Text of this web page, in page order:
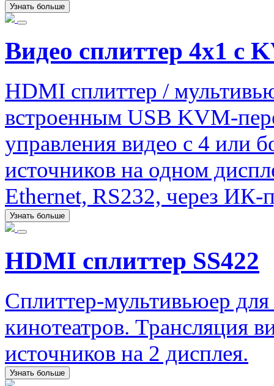
Узнать больше
Видео сплиттер 4х1 с
HDMI сплиттер /
встроенным USB KVM-
управления видео с 4 или
источников на одном
Ethernet, RS232, через ИК-
Узнать больше
HDMI сплиттер SS422
Сплиттер-мультивьюер
кинотеатров. Трансляция
источников на 2 дисплея.
Узнать больше